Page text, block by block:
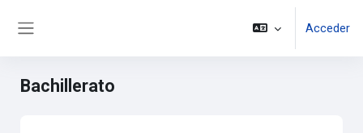
Acceder
Bachillerato